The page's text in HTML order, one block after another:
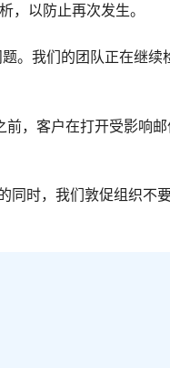
，以防止再次发生。
。我们的团队正在继续
，客户在打开受影响邮
同时，我们敦促组织不